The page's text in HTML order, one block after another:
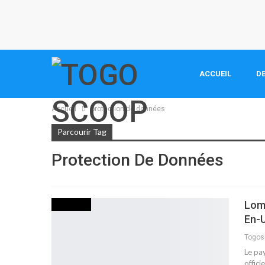
ACCUEIL
Accueil protection de données
Parcourir Tag
Protection De Données
En-
Le